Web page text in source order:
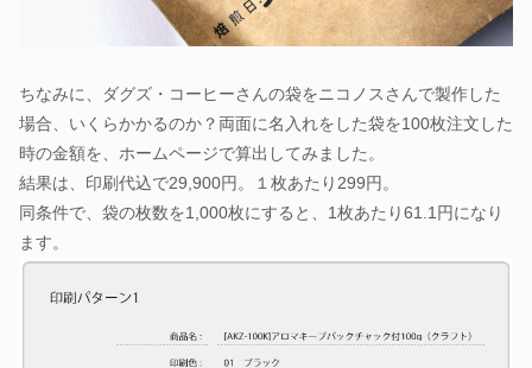
ちなみに、ダグズ・コーヒーさんの袋をニコノスさんで製作した
場合、いくらかかるのか？両面に名入れをした袋を100枚注文した
時の金額を、ホームページで算出してみました。
結果は、印刷代込で29,900円。１枚あたり299円。
同条件で、袋の枚数を1,000枚にすると、1枚あたり61.1円になり
ます。